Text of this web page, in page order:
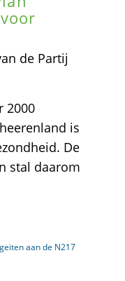
de Partij
2000
is
De
stal daarom
aan de N217